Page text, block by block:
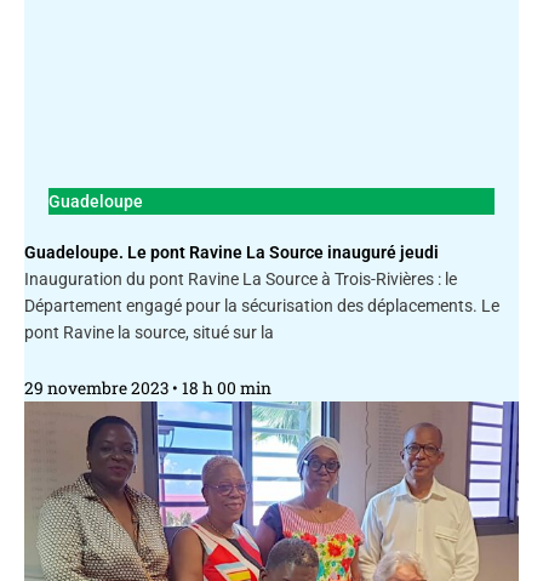
Guadeloupe
Guadeloupe. Le pont Ravine La Source inauguré jeudi
Inauguration du pont Ravine La Source à Trois-Rivières : le
Département engagé pour la sécurisation des déplacements. Le
pont Ravine la source, situé sur la
29 novembre 2023 18 h 00 min